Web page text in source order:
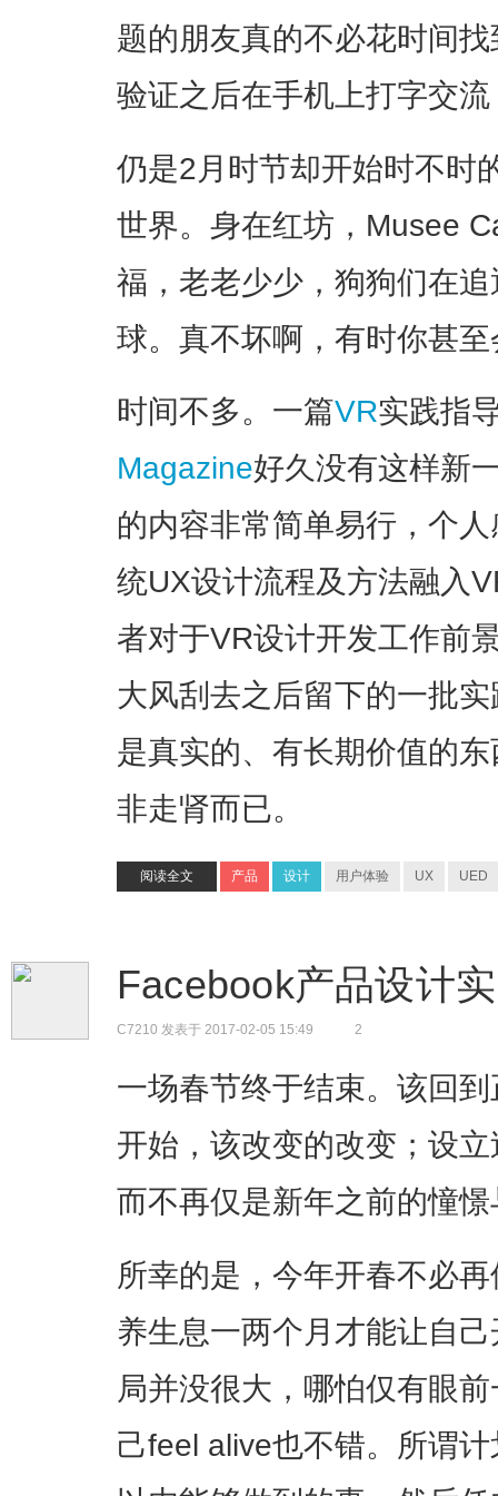
题的朋友真的不必花时间
验证之后在手机上打字交
仍是2月时节却开始时不时
世界。身在红坊，Musee
福，老老少少，狗狗们在
球。真不坏啊，有时你甚
时间不多。一篇VR实践指
Magazine好久没有这样新
的内容非常简单易行，个
统UX设计流程及方法融入
者对于VR设计开发工作前
大风刮去之后留下的一批
是真实的、有长期价值的
非走肾而已。
阅读全文 产品 设计 用户体验 UX UED
Facebook产品设计
C7210 发表于 2017-02-05 15:49 2
一场春节终于结束。该回
开始，该改变的改变；设
而不再仅是新年之前的憧
所幸的是，今年开春不必
养生息一两个月才能让自
局并没很大，哪怕仅有眼
己feel alive也不错。所谓